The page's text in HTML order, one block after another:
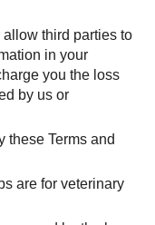
allow third parties to
in your
you the loss
by us or
these Terms and
are for veterinary